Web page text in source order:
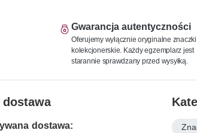
Gwarancja autentyczności
Oferujemy wyłącznie oryginalne znaczki
kolekcjonerskie. Każdy egzemplarz jest
starannie sprawdzany przed wysyłką.
dostawa
dostawa: